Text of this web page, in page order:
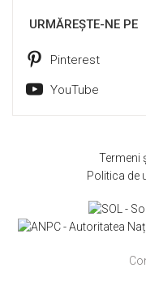
URMĂREȘTE-NE PE
Pinterest
YouTube
Termeni
Politica de